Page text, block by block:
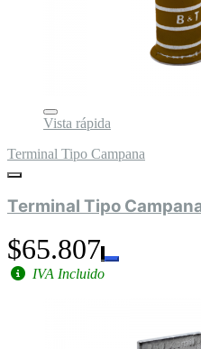
Vista rápida
Terminal Tipo Campana
Terminal Tipo
$65.807
IVA Incluido